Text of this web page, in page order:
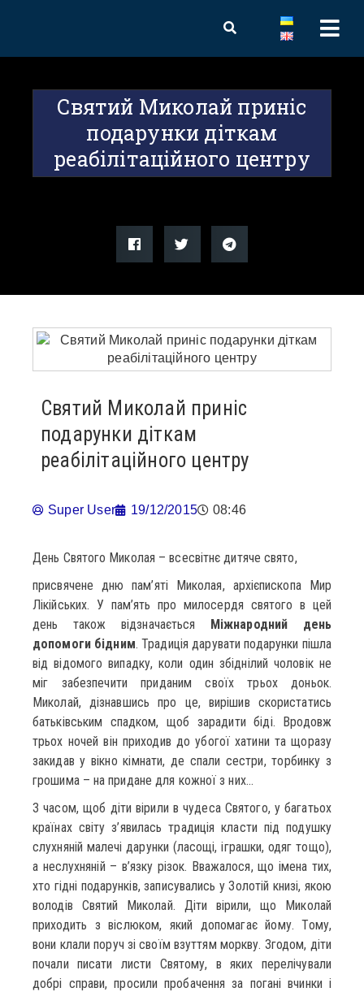
Святий Миколай приніс
подарунки діткам
реабілітаційного центру
Святий Миколай приніс
подарунки діткам
реабілітаційного центру
Super User 19/12/2015 08:46
День Святого Миколая – всесвітнє дитяче свято,
присвячене дню пам’яті Миколая, архієпископа Мир
Лікійських. У пам’ять про милосердя святого в цей
день також відзначається Міжнародний день
допомоги бідним. Традиція дарувати подарунки пішла
від відомого випадку, коли один збіднілий чоловік не
міг забезпечити приданим своїх трьох доньок.
Миколай, дізнавшись про це, вирішив скористатись
батьківським спадком, щоб зарадити біді. Вродовж
трьох ночей він приходив до убогої хатини та щоразу
закидав у вікно кімнати, де спали сестри, торбинку з
грошима – на придане для кожної з них…
З часом, щоб діти вірили в чудеса Святого, у багатьох
країнах світу з’явилась традиція класти під подушку
слухняній малечі дарунки (ласощі, іграшки, одяг тощо),
а неслухняній – в’язку різок. Вважалося, що імена тих,
хто гідні подарунків, записувались у Золотій книзі, якою
володів Святий Миколай. Діти вірили, що Миколай
приходить з віслюком, який допомагає йому. Тому,
вони клали поруч зі своїм взуттям моркву. Згодом, діти
почали писати листи Святому, в яких перелічували
добрі справи, просили пробачення за погані вчинки і